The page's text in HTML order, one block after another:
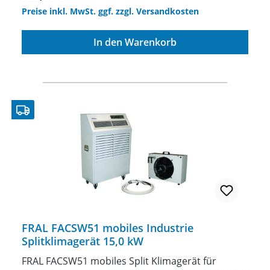
Preise inkl. MwSt. ggf. zzgl. Versandkosten
In den Warenkorb
FRAL FACSW51 mobiles Industrie
Splitklimagerät 15,0 kW
FRAL FACSW51 mobiles Split Klimagerät für